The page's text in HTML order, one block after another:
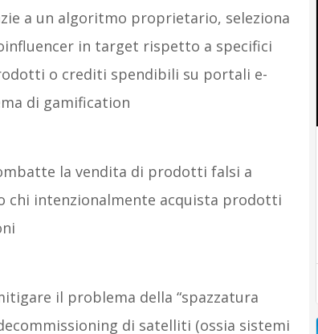
a un algoritmo proprietario, seleziona
in target rispetto a specifici
o crediti spendibili su portali e-
di gamification
la vendita di prodotti falsi a
chi intenzionalmente acquista prodotti
il problema della “spazzatura
di satelliti (ossia sistemi